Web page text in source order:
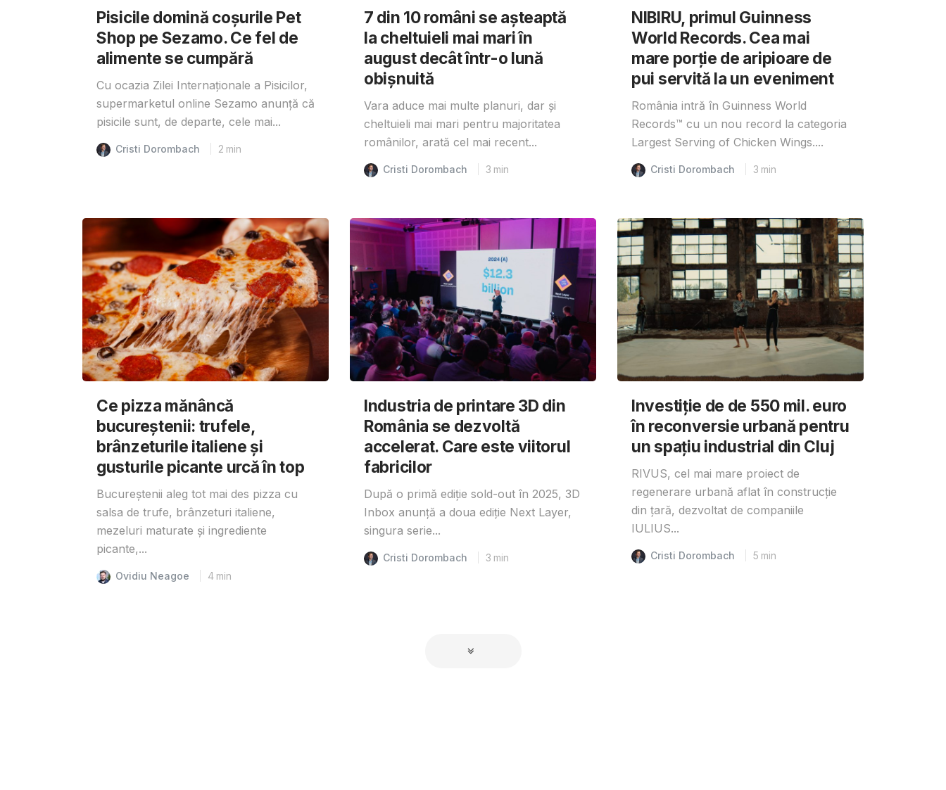
Pisicile domină coșurile Pet
Shop pe Sezamo. Ce fel de
alimente se cumpără
Cu ocazia Zilei Internaționale a Pisicilor,
supermarketul online Sezamo anunță că
pisicile sunt, de departe, cele mai...
Cristi Dorombach 2 min
7 din 10 români se așteaptă
la cheltuieli mai mari în
august decât într-o lună
obișnuită
Vara aduce mai multe planuri, dar și
cheltuieli mai mari pentru majoritatea
românilor, arată cel mai recent...
Cristi Dorombach 3 min
NIBIRU, primul Guinness
World Records. Cea mai
mare porție de aripioare de
pui servită la un eveniment
România intră în Guinness World
Records™️ cu un nou record la categoria
Largest Serving of Chicken Wings....
Cristi Dorombach 3 min
Ce pizza mănâncă
bucureștenii: trufele,
brânzeturile italiene și
gusturile picante urcă în top
Bucureștenii aleg tot mai des pizza cu
salsa de trufe, brânzeturi italiene,
mezeluri maturate și ingrediente
picante,...
Ovidiu Neagoe 4 min
Industria de printare 3D din
România se dezvoltă
accelerat. Care este viitorul
fabricilor
După o primă ediție sold-out în 2025, 3D
Inbox anunță a doua ediție Next Layer,
singura serie...
Cristi Dorombach 3 min
Investiție de de 550 mil. euro
în reconversie urbană pentru
un spațiu industrial din Cluj
RIVUS, cel mai mare proiect de
regenerare urbană aflat în construcție
din țară, dezvoltat de companiile
IULIUS...
Cristi Dorombach 5 min